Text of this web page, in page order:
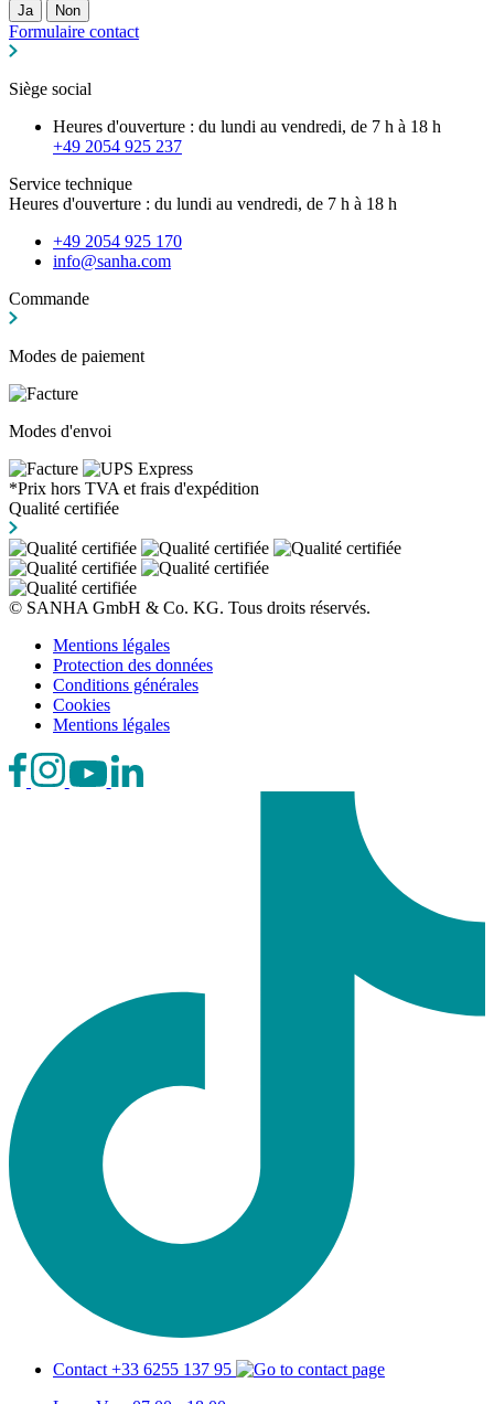
Ja Non
Formulaire contact
Siège social
Heures d'ouverture : du lundi au vendredi, de 7 h à 18 h
+49 2054 925 237
Service technique
Heures d'ouverture : du lundi au vendredi, de 7 h à 18 h
+49 2054 925 170
info@sanha.com
Commande
Modes de paiement
Modes d'envoi
*Prix hors TVA et frais d'expédition
Qualité certifiée
© SANHA GmbH & Co. KG. Tous droits réservés.
Mentions légales
Protection des données
Conditions générales
Cookies
Mentions légales
Contact +33 6255 137 95